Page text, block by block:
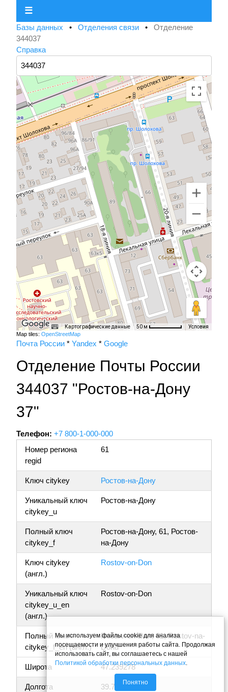
☰
Базы данных • Отделения связи • Отделение
344037
Справка
Картографические данные 50 м Условия
Map tiles: OpenStreetMap
Почта России * Yandex * Google
Отделение Почты России
344037 "Ростов-на-Дону
37"
Телефон: +7 800-1-000-000
Номер региона
regid
61
Ключ citykey Ростов-на-Дону
Уникальный ключ
citykey_u
Ростов-на-Дону
Полный ключ
citykey_f
Ростов-на-Дону, 61, Ростов-
на-Дону
Ключ citykey
(англ.)
Rostov-on-Don
Уникальный ключ
citykey_u_en
(англ.)
Rostov-on-Don
Полный ключ
citykey_f_en (англ.)
Rostov-on-Don, 61, Rostov-na-
Donu
Широта 47.239278
Долгота 39.757341
Мы используем файлы cookie для анализа
посещаемости и улучшения работы сайта. Продолжая
использовать сайт, вы соглашаетесь с нашей
Политикой обработки персональных данных.
Понятно